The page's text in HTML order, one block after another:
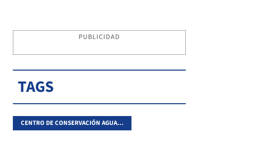
PUBLICIDAD
TAGS
CENTRO DE CONSERVACIÓN AGUARÁ